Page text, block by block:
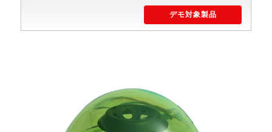
デモ対象製品